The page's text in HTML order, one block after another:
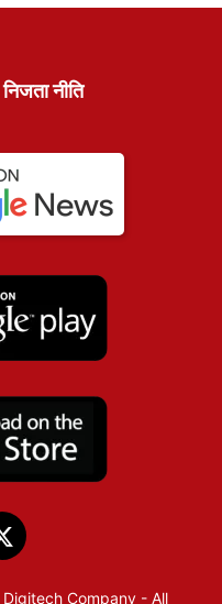
निजता नीति
Company- All